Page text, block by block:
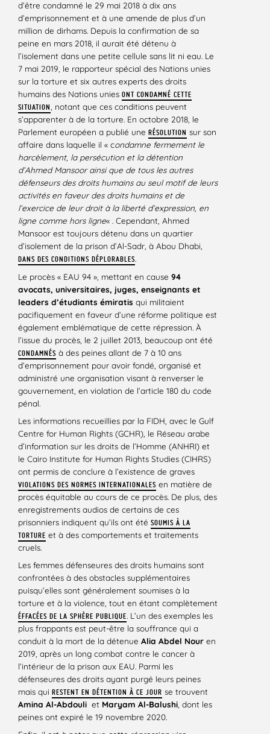
d’être condamné le 29 mai 2018 à dix ans
d’emprisonnement et à une amende de plus d’un
million de dirhams. Depuis la confirmation de sa
peine en mars 2018, il aurait été détenu à
l’isolement dans une petite cellule sans lit ni eau. Le
7 mai 2019, le rapporteur spécial des Nations unies
sur la torture et six autres experts des droits
humains des Nations unies ONT CONDAMNÉ CETTE
SITUATION, notant que ces conditions peuvent
s’apparenter à de la torture. En octobre 2018, le
Parlement européen a publié une RÉSOLUTION sur son
affaire dans laquelle il « condamne fermement le
harcèlement, la persécution et la détention
d’Ahmed Mansoor ainsi que de tous les autres
défenseurs des droits humains au seul motif de leurs
activités en faveur des droits humains et de
l’exercice de leur droit à la liberté d’expression, en
ligne comme hors ligne« . Cependant, Ahmed
Mansoor est toujours détenu dans un quartier
d’isolement de la prison d’Al-Sadr, à Abou Dhabi,
DANS DES CONDITIONS DÉPLORABLES.
Le procès « EAU 94 », mettant en cause 94
avocats, universitaires, juges, enseignants et
leaders d’étudiants émiratis qui militaient
pacifiquement en faveur d’une réforme politique est
également emblématique de cette répression. À
l’issue du procès, le 2 juillet 2013, beaucoup ont été
CONDAMNÉS à des peines allant de 7 à 10 ans
d’emprisonnement pour avoir fondé, organisé et
administré une organisation visant à renverser le
gouvernement, en violation de l’article 180 du code
pénal.
Les informations recueillies par la FIDH, avec le Gulf
Centre for Human Rights (GCHR), le Réseau arabe
d’information sur les droits de l’Homme (ANHRI) et
le Cairo Institute for Human Rights Studies (CIHRS)
ont permis de conclure à l’existence de graves
VIOLATIONS DES NORMES INTERNATIONALES en matière de
procès équitable au cours de ce procès. De plus, des
enregistrements audios de certains de ces
prisonniers indiquent qu’ils ont été SOUMIS À LA
TORTURE et à des comportements et traitements
cruels.
Les femmes défenseures des droits humains sont
confrontées à des obstacles supplémentaires
puisqu’elles sont généralement soumises à la
torture et à la violence, tout en étant complètement
ÉFFACÉES DE LA SPHÈRE PUBLIQUE. L’un des exemples les
plus frappants est peut-être la souffrance qui a
conduit à la mort de la détenue Alia Abdel Nour en
2019, après un long combat contre le cancer à
l’intérieur de la prison aux EAU. Parmi les
défenseures des droits ayant purgé leurs peines
mais qui RESTENT EN DÉTENTION À CE JOUR se trouvent
Amina Al-Abdouli et Maryam Al-Balushi , dont les
peines ont expiré le 19 novembre 2020.